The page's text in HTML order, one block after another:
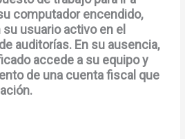
computador encendido,
usuario activo en el
auditorías. En su ausencia,
accede a su equipo y
de una cuenta fiscal que